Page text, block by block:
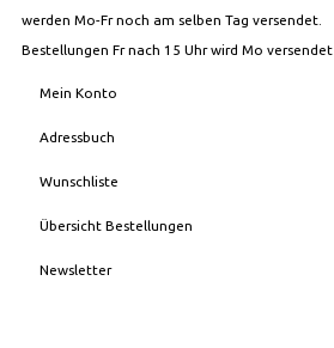
werden Mo-Fr noch am selben Tag versendet.
Bestellungen Fr nach 15 Uhr wird Mo versendet
Mein Konto
Adressbuch
Wunschliste
Übersicht Bestellungen
Newsletter